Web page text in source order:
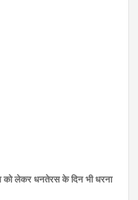
को लेकर धनतेरस के दिन भी धरना